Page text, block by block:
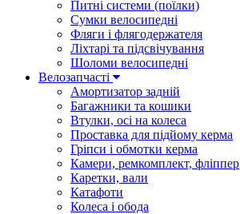
Питні системи (поїлки)
Сумки велосипедні
Фляги і флягодержателя
Ліхтарі та підсвічування
Шоломи велосипедні
Велозапчасті
Амортизатор задній
Багажники та кошики
Втулки, осі на колеса
Проставка для підйому керма
Гріпси і обмотки керма
Камери, ремкомплект, фліппер
Каретки, вали
Катафоти
Колеса і обода